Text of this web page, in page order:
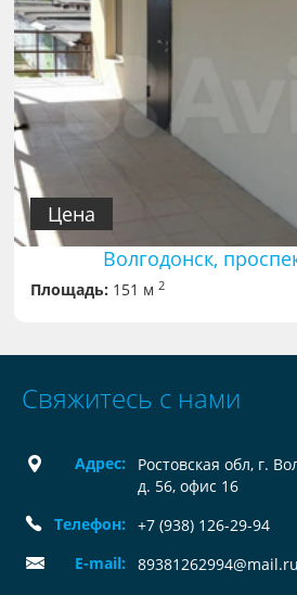
Цена
Волгодонск,
Площадь: 151 м2
Свяжитесь с нами
Адрес:
Ростовская обл, г.
д. 56, офис 16
Телефон:
+7 (938) 126-29-94
E-mail:
89381262994@mail.ru